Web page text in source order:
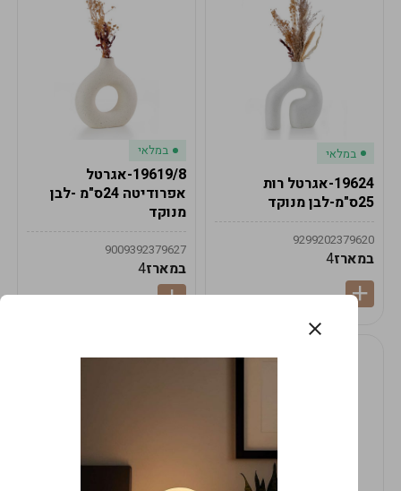
במלאי
19624-אגרטל רות
25ס"מ-לבן מנוקד
9299202379620
במארז4
במלאי
19619/8-אגרטל
אפרודיטה 24ס"מ -לבן
מנוקד
9009392379627
במארז4